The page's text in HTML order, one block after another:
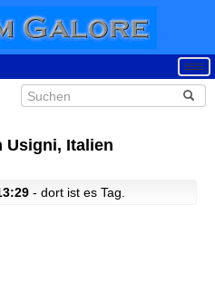
Usigni, Italien
- dort ist es Tag.